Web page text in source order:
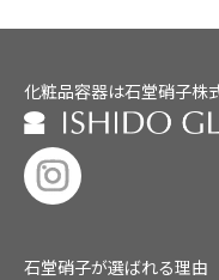
化粧品容器は石堂硝子株
石堂硝子が選ばれる理由